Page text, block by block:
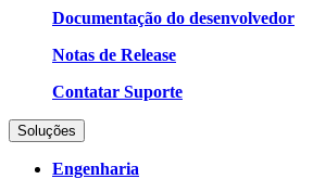
Documentação do desenvolvedor
Notas de Release
Contatar Suporte
Soluções
Engenharia